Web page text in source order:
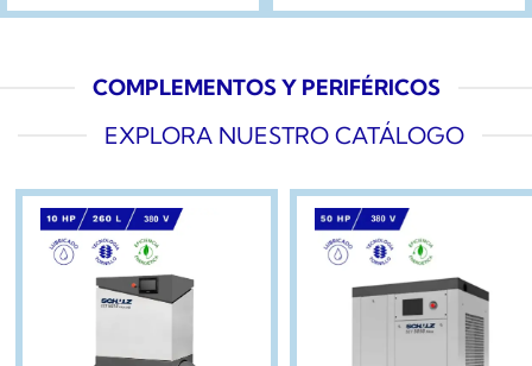
COMPLEMENTOS Y PERIFÉRICOS
EXPLORA NUESTRO CATÁLOGO